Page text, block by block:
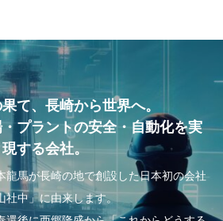
て、長崎から世界へ。
プラントの安全・自動化を実
現する会社。
龍馬が長崎の地で創設した日本初の会社
社中」に由来します。